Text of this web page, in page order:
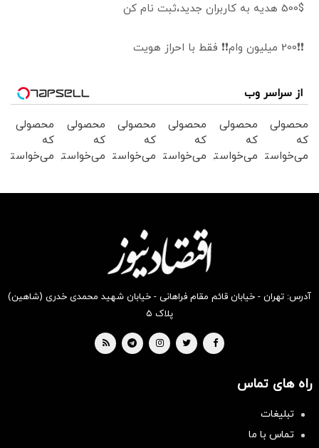
500$ هدیه به کاربران جدید،ثبت نام کن
❗❗200 میلیون وام❗❗ فقط با احراز هویت
از سراسر وب
محصولی
که
می‌خواستی
محصولی
که
می‌خواستی
محصولی
که
می‌خواستی
بخر !
محصولی
که
می‌خواستی
بخر !
محصولی
که
می‌خواستی
محصولی
که
می‌خواستی
آدرس: تهران - خیابان قائم مقام فراهانی - خیابان شهید محمدی خدری (شاهین)
پلاک ۵
راه های تماس
تبلیغات
تماس با ما